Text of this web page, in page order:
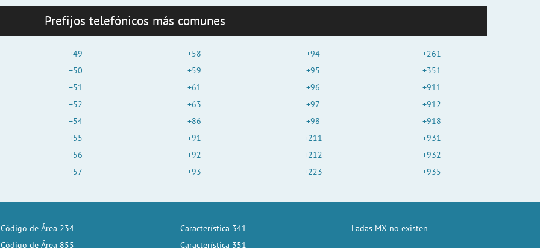
Prefijos telefónicos más comunes
+49
+50
+51
+52
+54
+55
+56
+57
+58
+59
+61
+63
+86
+91
+92
+93
+94
+95
+96
+97
+98
+211
+212
+223
+261
+351
+911
+912
+918
+931
+932
+935
Código de Área 234
Código de Área 855
Característica 341
Característica 351
Ladas MX no existen